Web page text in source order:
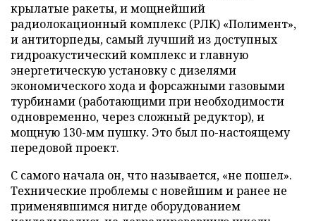
крылатые ракеты, и мощнейший
радиолокационный комплекс (РЛК) «Полимент»,
и антиторпеды, самый лучший из доступных
гидроакустический комплекс и главную
энергетическую установку с дизелями
экономического хода и форсажными газовыми
турбинами (работающими при необходимости
одновременно, через сложный редуктор), и
мощную 130-мм пушку. Это был по-настоящему
передовой проект.
С самого начала он, что называется, «не пошел».
Технические проблемы с новейшим и ранее не
применявшимся нигде оборудованием